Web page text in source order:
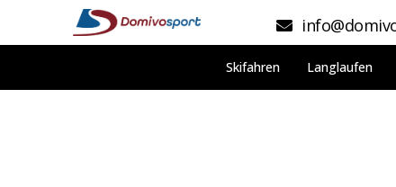
Skifahren Langlaufen